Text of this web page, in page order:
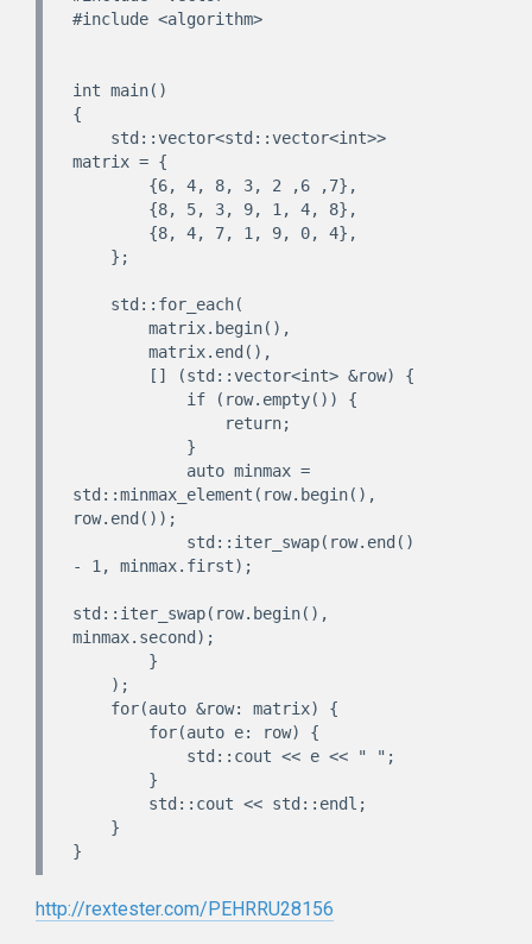
#include <algorithm>
int main()
{
matrix = {
std::minmax_element(row.begin(),
row.end());
- 1, minmax.first);
std::iter_swap(row.begin(),
minmax.second);
http://rextester.com/PEHRRU28156